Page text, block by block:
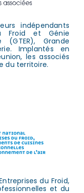
indépendants
Froid et Génie
(GTER), Grande
Implantés en
les associés
du territoire.
du Froid,
et du